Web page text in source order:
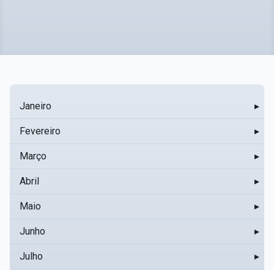
Janeiro ▸
Fevereiro ▸
Março ▸
Abril ▸
Maio ▸
Junho ▸
Julho ▸